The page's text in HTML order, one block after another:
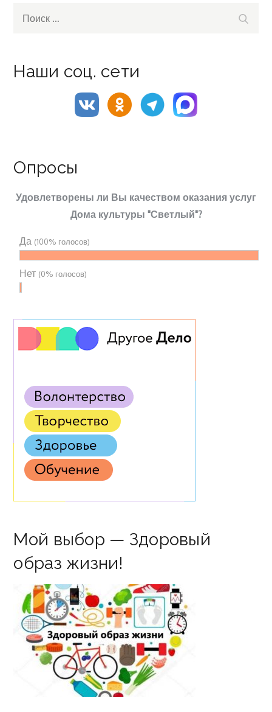
Search
Наши соц. сети
Опросы
Удовлетворены ли Вы качеством оказания услуг
Дома культуры "Светлый"?
Да (100% голосов)
Нет (0% голосов)
Мой выбор — Здоровый
образ жизни!